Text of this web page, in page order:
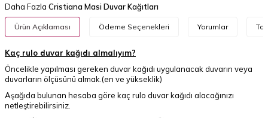
Daha Fazla Cristiana Masi Duvar Kağıtları
Ürün Açıklaması Ödeme Seçenekleri Yorumlar
Kaç rulo duvar kağıdı almalıyım?
Öncelikle yapılması gereken duvar kağıdı uygulanacak duvarın veya
duvarların ölçüsünü almak.(en ve yükseklik)
Aşağıda bulunan hesaba göre kaç rulo duvar kağıdı alacağınızı
netleştirebilirsiniz.